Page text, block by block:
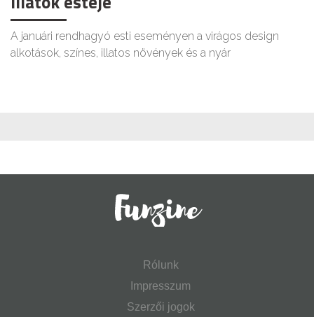
A januári rendhagyó esti eseményen a virágos design
alkotások, színes, illatos növények és a nyár
Rólunk
Impresszum
Szerzői jogok